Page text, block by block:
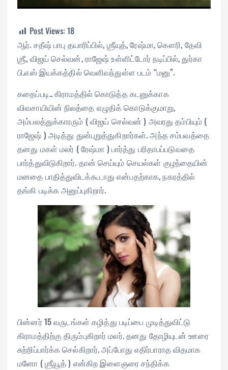
Post Views: 18
ஆர்‌. சதீஷ் பாபு தயாரிப்பில், ஶ்ரீயுத், ரேஷ்மா, கௌரி, தேவி
ஶ்ரீ, விஜய் செல்வன், ராஜேஷ் உள்ளிட்டோர் நடிப்பில், துர்கா
பி.எஸ் இயக்கத்தில் வெளிவந்துள்ள படம் “மனு”.
கதைப்படி.. கிராமத்தில் கொடுத்த கடனுக்காக
விவசாயியின் நிலத்தை எழுதிக் கொடுக்குமாறு,
அம்பலத்துக்காரரும் ( விஜய் செல்வன் ) அவரது தம்பியும் (
ராஜேஷ் ) அடித்து துன்புறுத்துகிறார்கள். அந்த சம்பவத்தை
தனது மகள் மலர் ( ரேஷ்மா ) பார்த்து பரிதாபப்படுவதை
பார்த்துவிடுகிறார். தான் செய்யும் செயல்கள் குழந்தையின்
மனதை பாதித்துவிடக்கூடாது என்பதற்காக, நகரத்தில்
தங்கி படிக்க அனுப்புகிறார்.
பின்னர் 15 வருடங்கள் கழித்து படிப்பை முடித்துவிட்டு
கிராமத்திற்கு திரும்புகிறார் மலர். தனது தோழியுடன் ஊரை
சுற்றிப்பார்க்க செல்கிறார். அப்போது எதிர்பாராத விதமாக
மனோ ( ஶ்ரீயூத் ) என்கிற இளைஞரை சந்திக்க